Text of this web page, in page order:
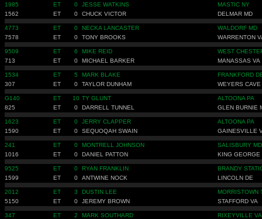
1985 ET 0 JESSE WATKINS
MASTIC NY
1562
ET 0 CHUCK VICTOR DELMAR MD
4773 ET 0 NECKA LANCASTER
WALDORF MD
7578
ET 0 TONY BROOKS WARRENTON
9509 ET 6 MIKE REID
WEST
713
ET 0 MICHAEL BARKER MANASSAS VA
1534 ET 5 MARK BLAKE
FRANKFORD
307
ET 0 TAYLOR DUNHAM WEYERS CAVE
G140 ET 10 TY GLUNT
ALTOONA PA
825
ET 0 DARRELL TUNNEL GLEN BURNIE
1623 ET 0 JERRY CLAPPER
ALTOONA PA
1590
ET 0 SEQUOQAH SWAIN GAINESVILLE
241 ET 0 MONTRELL JOHNSON
SALISBURY MD
1016
ET 0 DANIEL PATTON KING GEORGE
9525 ET 0 RYAN FRANKLIN
BRANDY
1599
ET 0 ANTWINE NOCK LINCOLN DE
2012 ET 3 DUSTIN LEE
MORRISTOWN
5150
ET 0 JEREMY BROWN STAFFORD VA
347 ET 2 MARK SOUTHARD
RIXEYVILLE VA